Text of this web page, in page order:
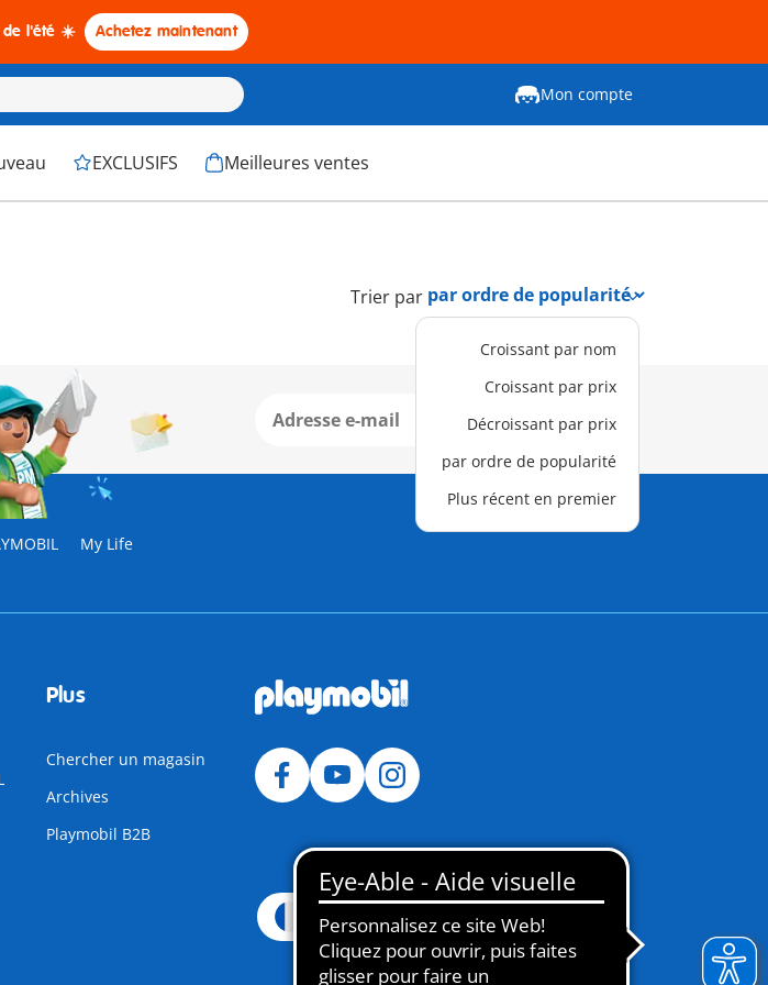
de l'été ☀️ Achetez maintenant
Mon compte
EXCLUSIFS Meilleures ventes
Trier par
Croissant par nom
Croissant par prix
Décroissant par prix
par ordre de popularité
Plus récent en premier
Connexion
My Life
Plus
Chercher un magasin
Archives
Playmobil B2B
France